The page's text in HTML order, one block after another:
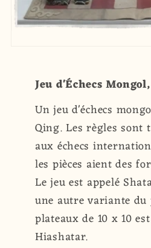
Jeu d'Échecs
Un jeu d'échecs
Qing. Les règles sont
aux échecs
les pièces aient des
Le jeu est appelé
une autre variante du
plateaux de 10 x 10
Hiashatar.